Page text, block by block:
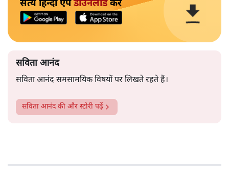
सत्य हिन्दी ऐपडाउनलोडकरें
सविता आनंद
सविता आनंद समसामयिक विषयों पर लिखते रहते हैं।
सविता आनंदकी और स्टोरी पढ़ें